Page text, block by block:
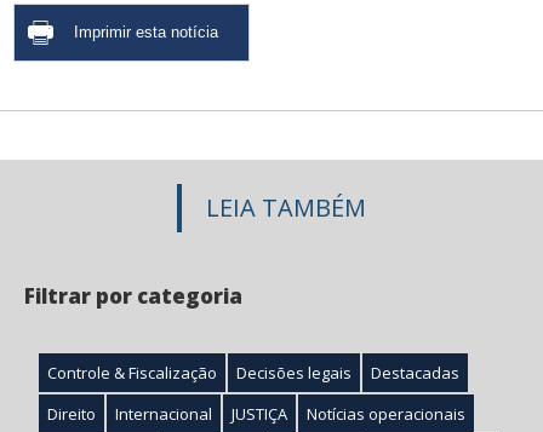
LEIA TAMBÉM
Filtrar por categoria
Controle & Fiscalização Decisões legais
Destacadas
Direito
Internacional JUSTIÇA
Notícias operacionais